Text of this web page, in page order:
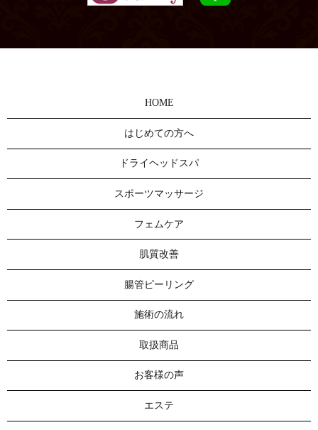
HOME
はじめての方へ
ドライヘッドスパ
スポーツマッサージ
フェムケア
肌質改善
腸管ピーリング
施術の流れ
取扱商品
お客様の声
エステ